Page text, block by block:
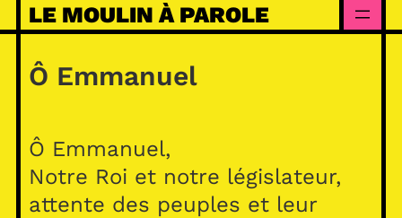
Skip
to
content
LE MOULIN À PAROLE
Ô Emmanuel
Ô Emmanuel,
Notre Roi et notre législateur,
attente des peuples et leur